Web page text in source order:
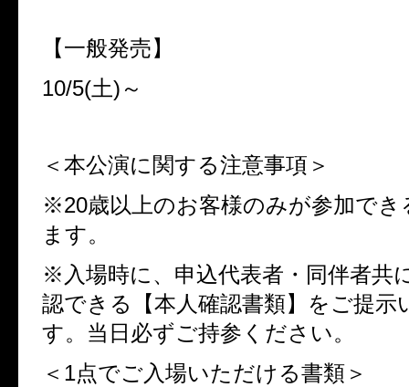
【一般発売】
10/5(土) ～
＜本公演に関する注意事項＞
※20歳以上のお客様のみが参加で
ます。
※入場時に、申込代表者・同伴者共
認できる【本人確認書類】をご提示
す。当日必ずご持参ください。
＜ 1点でご入場いただける書類＞